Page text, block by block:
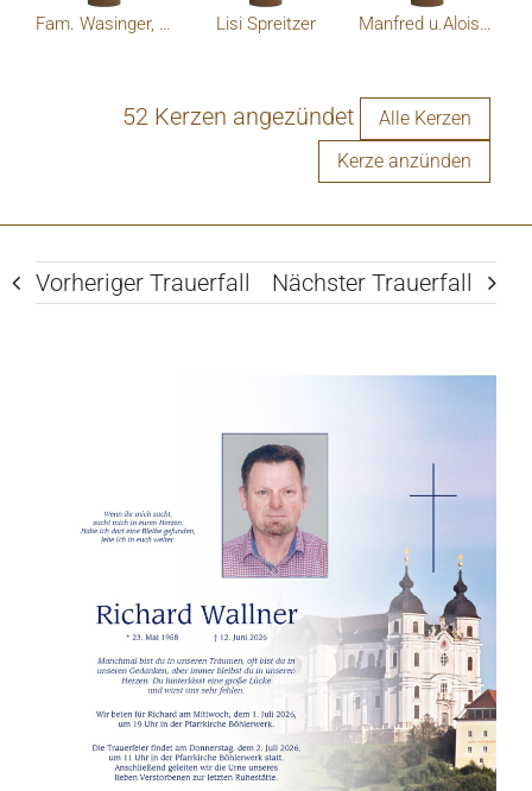
Fam. Wasinger, Bruckbach Lisi Spreitzer Manfred u.Alois wallner
52 Kerzen angezündet
Alle Kerzen
Kerze anzünden
Vorheriger Trauerfall Nächster Trauerfall